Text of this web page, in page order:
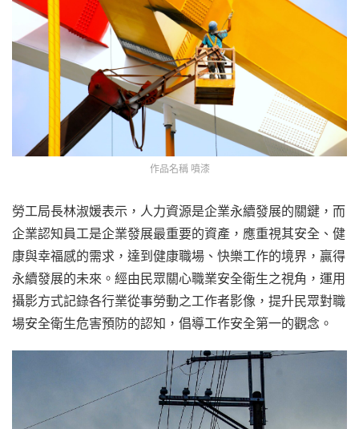
作品名稱 噴漆
勞工局長林淑媛表示，人力資源是企業永續發展的關鍵，而
企業認知員工是企業發展最重要的資產，應重視其安全、健
康與幸福感的需求，達到健康職場、快樂工作的境界，贏得
永續發展的未來。經由民眾關心職業安全衛生之視角，運用
攝影方式記錄各行業從事勞動之工作者影像，提升民眾對職
場安全衛生危害預防的認知，倡導工作安全第一的觀念。